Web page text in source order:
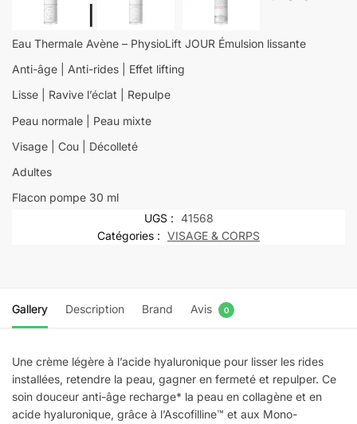
lissante | 30 ml
Eau Thermale Avène – PhysioLift JOUR Émulsion lissante
Anti-âge | Anti-rides | Effet lifting
Lisse | Ravive l’éclat | Repulpe
Peau normale | Peau mixte
Visage | Cou | Décolleté
Adultes
Flacon pompe 30 ml
UGS : 41568
Catégories : VISAGE & CORPS
Gallery Description Brand Avis 0
Une crème légère à l’acide hyaluronique pour lisser les rides
installées, retendre la peau, gagner en fermeté et repulper. Ce
soin douceur anti-âge recharge* la peau en collagène et en
acide hyaluronique, grâce à l’Ascofilline™ et aux Mono-